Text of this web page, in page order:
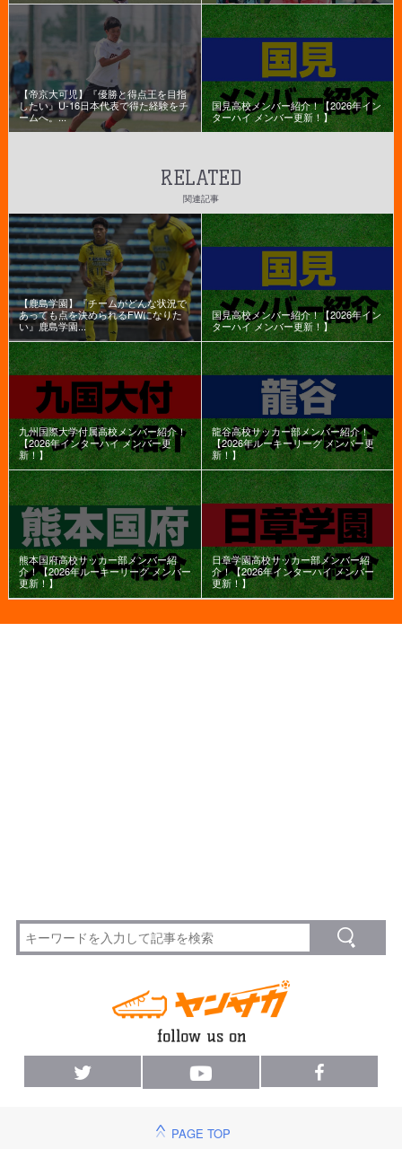
【帝京大可児】『優勝と得点王を目指
したい』U-16日本代表で得た経験をチ
ームへ。...
国見高校メンバー紹介！【2026年イン
ターハイ メンバー更新！】
RELATED
関連記事
【鹿島学園】『チームがどんな状況で
あっても点を決められるFWになりた
い』鹿島学園...
国見高校メンバー紹介！【2026年イン
ターハイ メンバー更新！】
九州国際大学付属高校メンバー紹介！
【2026年インターハイ メンバー更
新！】
龍谷高校サッカー部メンバー紹介！
【2026年ルーキーリーグ メンバー更
新！】
熊本国府高校サッカー部メンバー紹
介！【2026年ルーキーリーグ メンバー
更新！】
日章学園高校サッカー部メンバー紹
介！【2026年インターハイ メンバー
更新！】
PAGE TOP